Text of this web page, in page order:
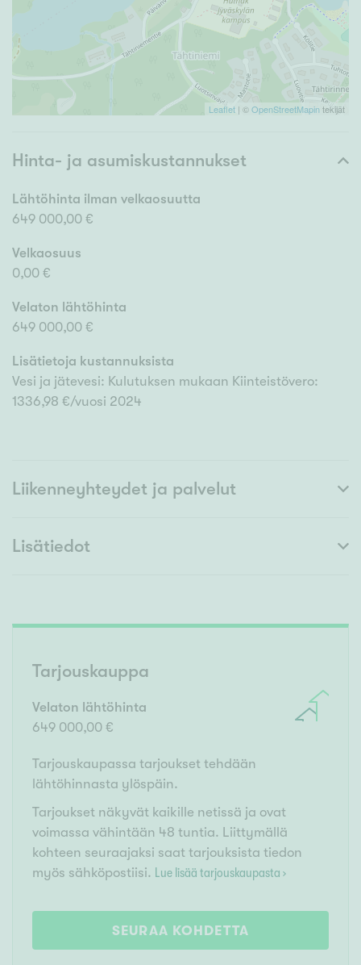
Leaflet | ©OpenStreetMapintekijät
Hinta- ja asumiskustannukset
Lähtöhinta ilman velkaosuutta
649 000,00 €
Velkaosuus
0,00 €
Velaton lähtöhinta
649 000,00 €
Lisätietoja kustannuksista
Vesi ja jätevesi: Kulutuksen mukaan Kiinteistövero:
1336,98 €/vuosi 2024
Liikenneyhteydet ja palvelut
Lisätiedot
Tarjouskauppa
Velaton lähtöhinta
649 000,00 €
Tarjouskaupassa tarjoukset tehdään
lähtöhinnasta ylöspäin.
Tarjoukset näkyvät kaikille netissä ja ovat
voimassa vähintään 48 tuntia. Liittymällä
kohteen seuraajaksi saat tarjouksista tiedon
myös sähköpostiisi. Lue lisää tarjouskaupasta ›
SEURAA KOHDETTA